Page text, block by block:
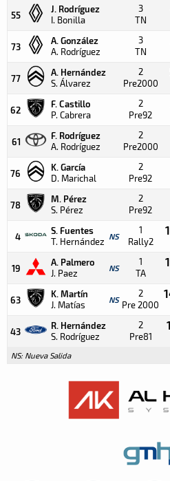
55
J. Rodríguez
I. Bonilla
3
TN
73
A. González
A. Rodríguez
3
TN
77
A. Hernández
S. Álvarez
2
Pre2000
62
F. Castillo
P. Cabrera
2
Pre92
61
F. Rodríguez
A. Rodríguez
2
Pre2000
76
K. García
D. Marichal
2
Pre92
78
M. Pérez
S. Pérez
2
Pre92
4
S. Fuentes
T. Hernández NS
1
Rally2
19
A. Palmero
J. Paez NS
1
TA
63
K. Martín
J. Matías NS
2
Pre 2000
43
R. Hernández
S. Rodríguez
2
Pre81
NS: Nueva Salida